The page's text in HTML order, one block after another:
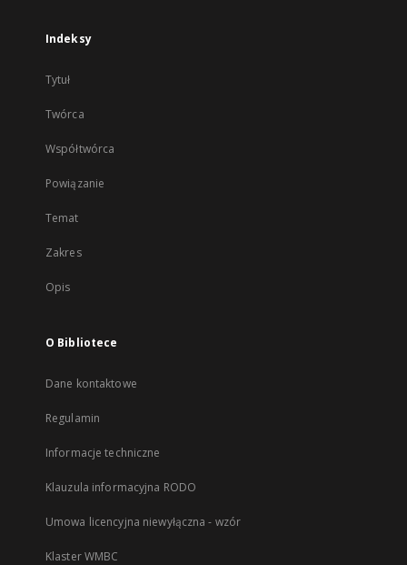
Indeksy
Tytuł
Twórca
Współtwórca
Powiązanie
Temat
Zakres
Opis
O Bibliotece
Dane kontaktowe
Regulamin
Informacje techniczne
Klauzula informacyjna RODO
Umowa licencyjna niewyłączna - wzór
Klaster WMBC